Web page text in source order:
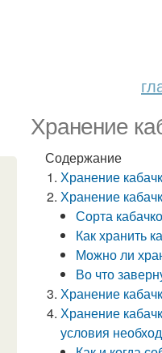
Хранение
Содержание
Хранение
Хранение
Сорта
Как хранить
Можно ли
Во что
Хранение
Хранение
условия